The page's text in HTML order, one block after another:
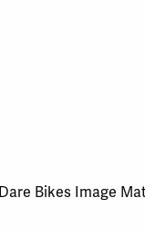
Bikes Image